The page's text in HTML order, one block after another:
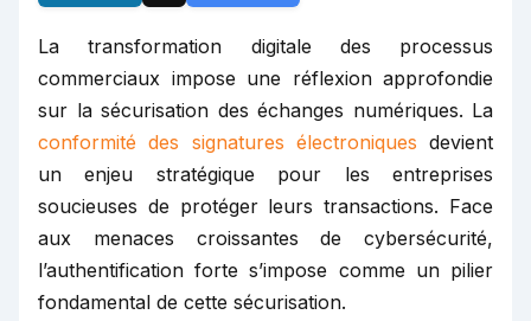
La transformation digitale des processus
commerciaux impose une réflexion approfondie
sur la sécurisation des échanges numériques. La
conformité des signatures électroniques devient
un enjeu stratégique pour les entreprises
soucieuses de protéger leurs transactions. Face
aux menaces croissantes de cybersécurité,
l’authentification forte s’impose comme un pilier
fondamental de cette sécurisation.